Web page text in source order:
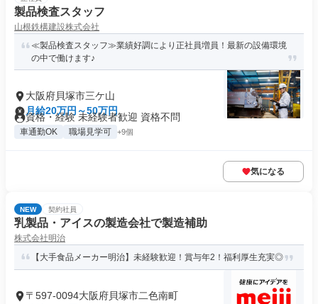
製品検査スタッフ
山根鉄構建設株式会社
≪製品検査スタッフ≫業績好調により正社員増員！最新の設備環境
の中で働けます♪
大阪府貝塚市三ケ山
月給20万円～50万円
資格・経験 未経験者歓迎 資格不問
車通勤OK 職場見学可 +9個
気になる
NEW 契約社員
乳製品・アイスの製造会社で製造補助
株式会社明治
【大手食品メーカー明治】未経験歓迎！賞与年2！福利厚生充実◎
〒597-0094大阪府貝塚市二色南町